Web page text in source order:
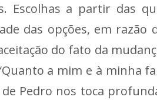
Escolhas a partir das
das opções, em razão
do fato da
a mim e à minha
de Pedro nos toca